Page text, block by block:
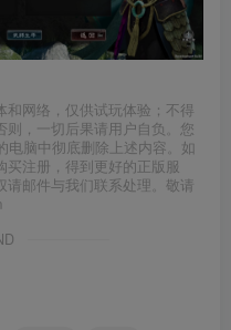
和网络，仅供试玩体验；不得
则，一切后果请用户自负。您
电脑中彻底删除上述内容。如
注册，得到更好的正版服
邮件与我们联系处理。敬请